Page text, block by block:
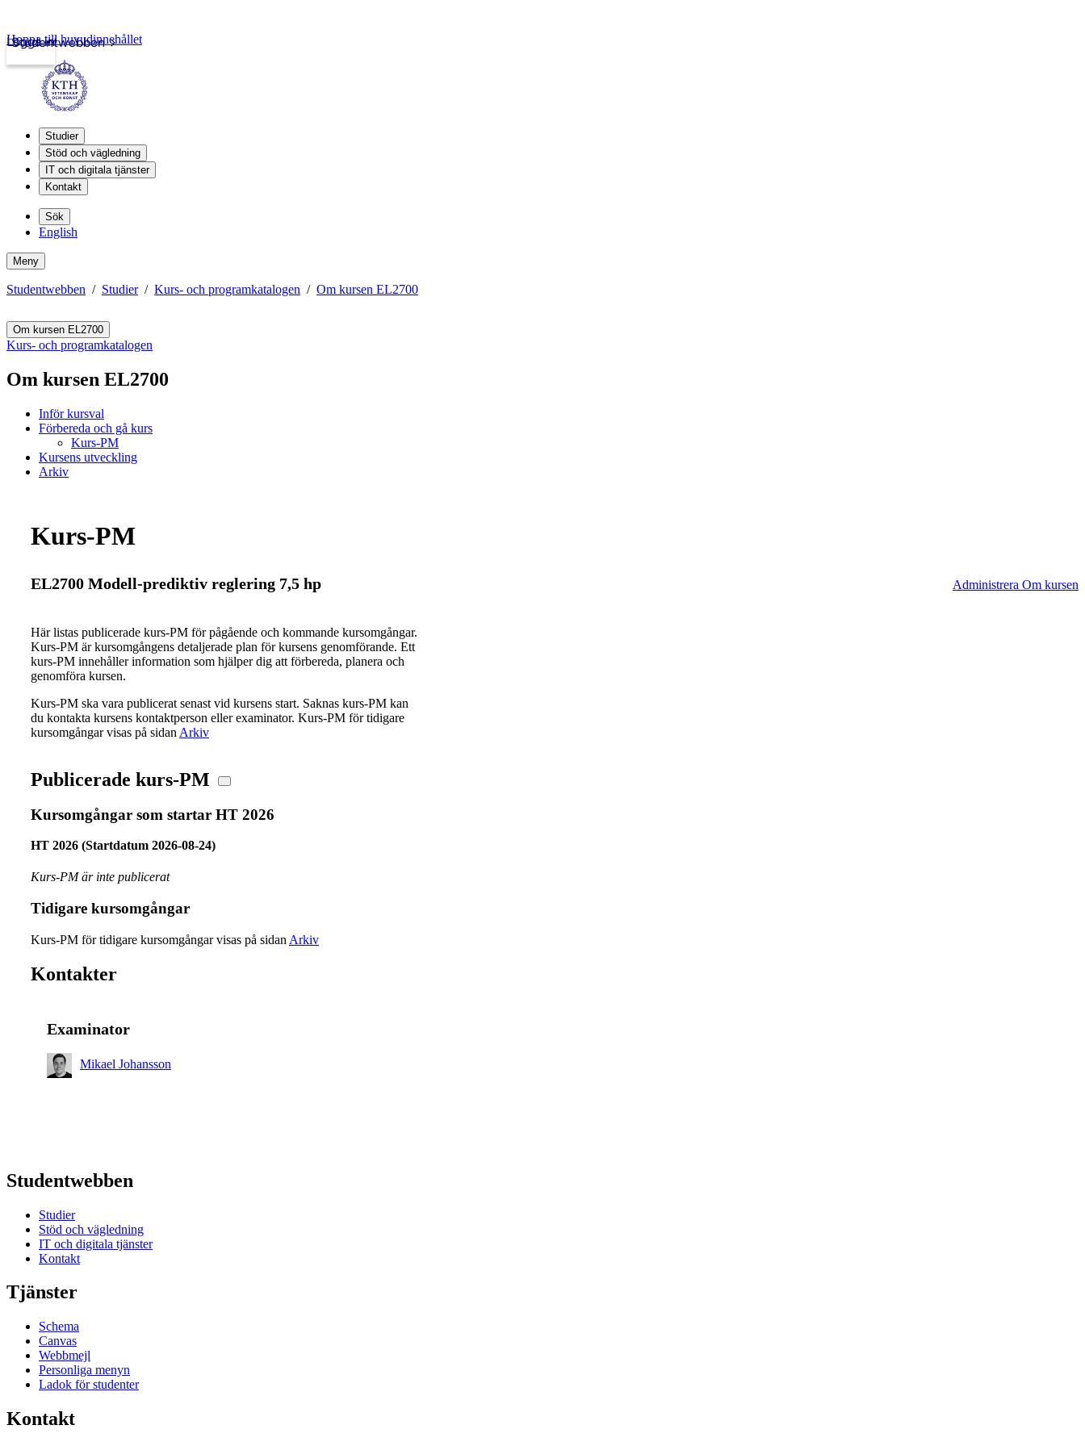
Studentwebben
Logga in
Hoppa till huvudinnehållet
Studier
Stöd och vägledning
IT och digitala tjänster
Kontakt
Sök
English
Meny
Studentwebben Studier Kurs- och programkatalogen Om kursen EL2700
Om kursen EL2700
Kurs- och programkatalogen
Om kursen EL2700
Inför kursval
Förbereda och gå kurs
Kurs-PM
Kursens utveckling
Arkiv
Kurs-PM
EL2700 Modell-prediktiv reglering 7,5 hp Administrera Om kursen
Här listas publicerade kurs-PM för pågående och kommande kursomgångar.
Kurs-PM är kursomgångens detaljerade plan för kursens genomförande. Ett
kurs-PM innehåller information som hjälper dig att förbereda, planera och
genomföra kursen.
Kurs-PM ska vara publicerat senast vid kursens start. Saknas kurs-PM kan
du kontakta kursens kontaktperson eller examinator. Kurs-PM för tidigare
kursomgångar visas på sidan Arkiv
Publicerade kurs-PM
Kursomgångar som startar HT 2026
HT 2026 (Startdatum 2026-08-24)
Kurs-PM är inte publicerat
Tidigare kursomgångar
Kurs-PM för tidigare kursomgångar visas på sidan Arkiv
Kontakter
Examinator
Mikael Johansson
Studentwebben
Studier
Stöd och vägledning
IT och digitala tjänster
Kontakt
Tjänster
Schema
Canvas
Webbmejl
Personliga menyn
Ladok för studenter
Kontakt